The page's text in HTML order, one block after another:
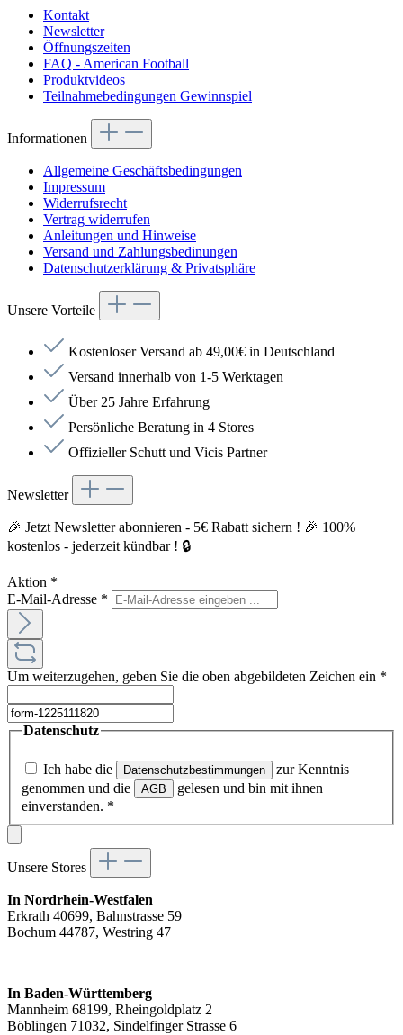
Kontakt
Newsletter
Öffnungszeiten
FAQ - American Football
Produktvideos
Teilnahmebedingungen Gewinnspiel
Informationen
Allgemeine Geschäftsbedingungen
Impressum
Widerrufsrecht
Vertrag widerrufen
Anleitungen und Hinweise
Versand und Zahlungsbedinungen
Datenschutzerklärung & Privatsphäre
Unsere Vorteile
Kostenloser Versand ab 49,00€ in Deutschland
Versand innerhalb von 1-5 Werktagen
Über 25 Jahre Erfahrung
Persönliche Beratung in 4 Stores
Offizieller Schutt und Vicis Partner
Newsletter
🎉 Jetzt Newsletter abonnieren - 5€ Rabatt sichern ! 🎉 100%
kostenlos - jederzeit kündbar ! 🔒
Aktion *
E-Mail-Adresse *
Um weiterzugehen, geben Sie die oben abgebildeten Zeichen ein *
Datenschutz
Ich habe die Datenschutzbestimmungen
zur Kenntnis
genommen und die
AGB
gelesen und bin mit ihnen
einverstanden. *
Unsere Stores
In Nordrhein-Westfalen
Erkrath 40699, Bahnstrasse 59
Bochum 44787, Westring 47
In Baden-Württemberg
Mannheim 68199, Rheingoldplatz 2
Böblingen 71032, Sindelfinger Strasse 6